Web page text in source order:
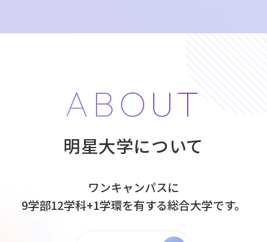
ABOUT
明星大学について
ワンキャンパスに
9学部12学科+1学環を有する総合大学です。